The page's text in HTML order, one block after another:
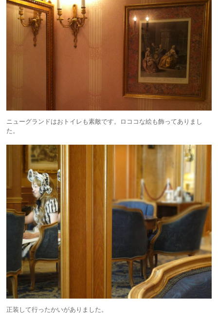
ニューグランドはおトイレも素敵です。ロココな絵も飾ってありまし
た。
正装して行ったかいがありました。